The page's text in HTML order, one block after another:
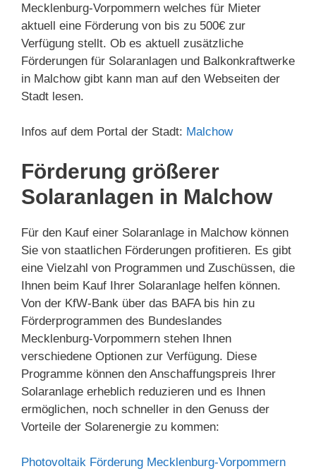
Mecklenburg-Vorpommern welches für Mieter
aktuell eine Förderung von bis zu 500€ zur
Verfügung stellt. Ob es aktuell zusätzliche
Förderungen für Solaranlagen und Balkonkraftwerke
in Malchow gibt kann man auf den Webseiten der
Stadt lesen.
Infos auf dem Portal der Stadt: Malchow
Förderung größerer
Solaranlagen in Malchow
Für den Kauf einer Solaranlage in Malchow können
Sie von staatlichen Förderungen profitieren. Es gibt
eine Vielzahl von Programmen und Zuschüssen, die
Ihnen beim Kauf Ihrer Solaranlage helfen können.
Von der KfW-Bank über das BAFA bis hin zu
Förderprogrammen des Bundeslandes
Mecklenburg-Vorpommern stehen Ihnen
verschiedene Optionen zur Verfügung. Diese
Programme können den Anschaffungspreis Ihrer
Solaranlage erheblich reduzieren und es Ihnen
ermöglichen, noch schneller in den Genuss der
Vorteile der Solarenergie zu kommen:
Photovoltaik Förderung Mecklenburg-Vorpommern